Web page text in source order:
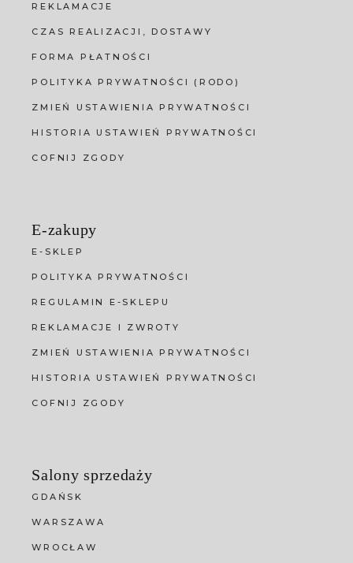
REKLAMACJE
CZAS REALIZACJI, DOSTAWY
FORMA PŁATNOŚCI
POLITYKA PRYWATNOŚCI (RODO)
ZMIEŃ USTAWIENIA PRYWATNOŚCI
HISTORIA USTAWIEŃ PRYWATNOŚCI
COFNIJ ZGODY
E-zakupy
E-SKLEP
POLITYKA PRYWATNOŚCI
REGULAMIN E-SKLEPU
REKLAMACJE I ZWROTY
ZMIEŃ USTAWIENIA PRYWATNOŚCI
HISTORIA USTAWIEŃ PRYWATNOŚCI
COFNIJ ZGODY
Salony sprzedaży
GDAŃSK
WARSZAWA
WROCŁAW